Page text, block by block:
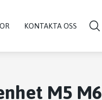
KONTAKTA OSS
M5 M6